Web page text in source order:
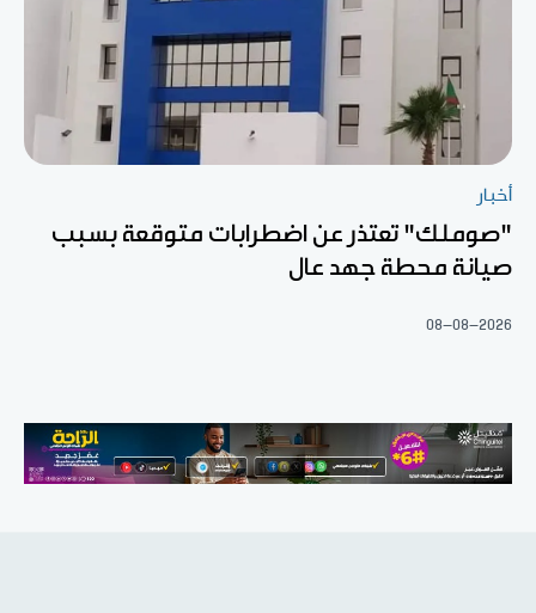
أخبار
"صوملك" تعتذر عن اضطرابات متوقعة بسبب
صيانة محطة جهد عال
08-08-2026